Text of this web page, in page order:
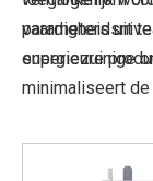
parameters uit
superieure
energiezuinige
minimaliseert